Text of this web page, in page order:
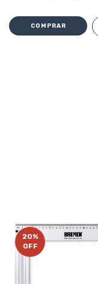
20%
OFF